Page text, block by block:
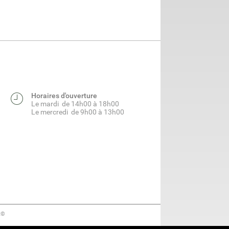
Horaires d'ouverture
Le mardi de 14h00 à 18h00
Le mercredi de 9h00 à 13h00